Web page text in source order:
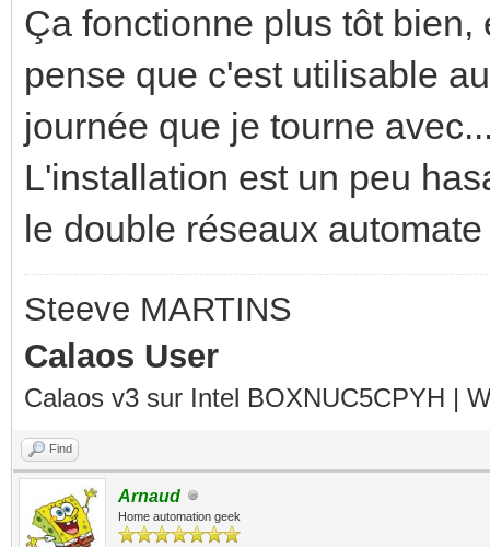
Ça fonctionne plus tôt
pense que c'est utilisable
journée que je tourne
L'installation est un peu
le double réseaux
Steeve MARTINS
Calaos User
Calaos v3 sur Intel BOXNUC5CPYH |
Find
Arnaud
Home automation geek